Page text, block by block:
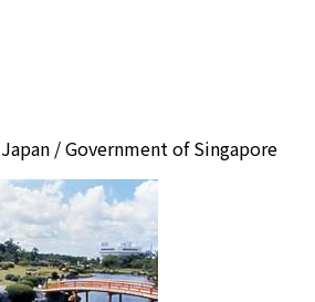
Japan /Governmentof Singapore